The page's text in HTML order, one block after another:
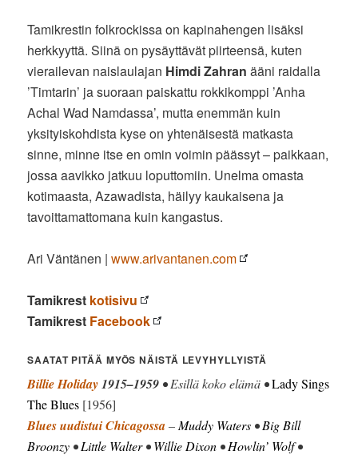
Tamikrestin folkrockissa on kapinahengen lisäksi
herkkyyttä. Siinä on pysäyttävät piirteensä, kuten
vierailevan naislaulajan Himdi Zahran ääni raidalla
’Timtarin’ ja suoraan paiskattu rokkikomppi ’Anha
Achal Wad Namdassa’, mutta enemmän kuin
yksityiskohdista kyse on yhtenäisestä matkasta
sinne, minne itse en omin voimin päässyt – paikkaan,
jossa aavikko jatkuu loputtomiin. Unelma omasta
kotimaasta, Azawadista, häilyy kaukaisena ja
tavoittamattomana kuin kangastus.
Ari Väntänen |www.arivantanen.com
Tamikrest kotisivu
Tamikrest Facebook
SAATAT PITÄÄ MYÖS NÄISTÄ LEVYHYLLYISTÄ
Billie Holiday1915–1959 • Esillä koko elämä •Lady Sings
The Blues [1956]
Blues uudistui Chicagossa– Muddy Waters •Big Bill
Broonzy •Little Walter•Willie Dixon •Howlin’ Wolf•